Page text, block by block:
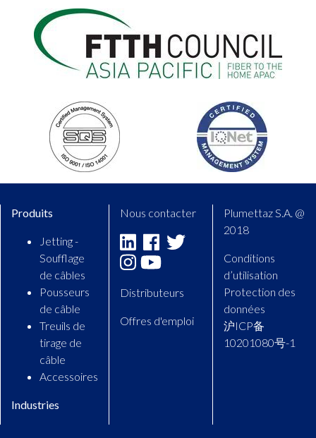
Produits
Jetting -
Soufflage
de câbles
Pousseurs
de câble
Treuils de
tirage de
câble
Accessoires
Industries
Nous contacter
LinkedinFacebook
Instagram
Distributeurs
Offres d'emploi
Plumettaz S.A. @
2018
Conditions
d’utilisation
Protection des
données
沪ICP备
10201080号-1